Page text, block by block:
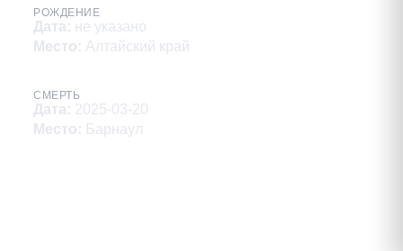
РОЖДЕНИЕ
Дата: не указано
Место: Алтайский край
СМЕРТЬ
Дата: 2025-03-20
Место: Барнаул